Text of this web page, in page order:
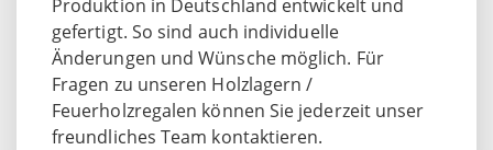
Produktion in Deutschland entwickelt und
gefertigt. So sind auch individuelle
Änderungen und Wünsche möglich. Für
Fragen zu unseren Holzlagern /
Feuerholzregalen können Sie jederzeit unser
freundliches Team kontaktieren.